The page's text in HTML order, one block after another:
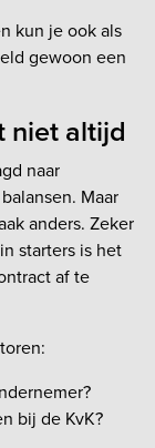
kun je ook als
gewoon een
niet altijd
naar
Maar
anders. Zeker
starters is het
af te
bij de KvK?